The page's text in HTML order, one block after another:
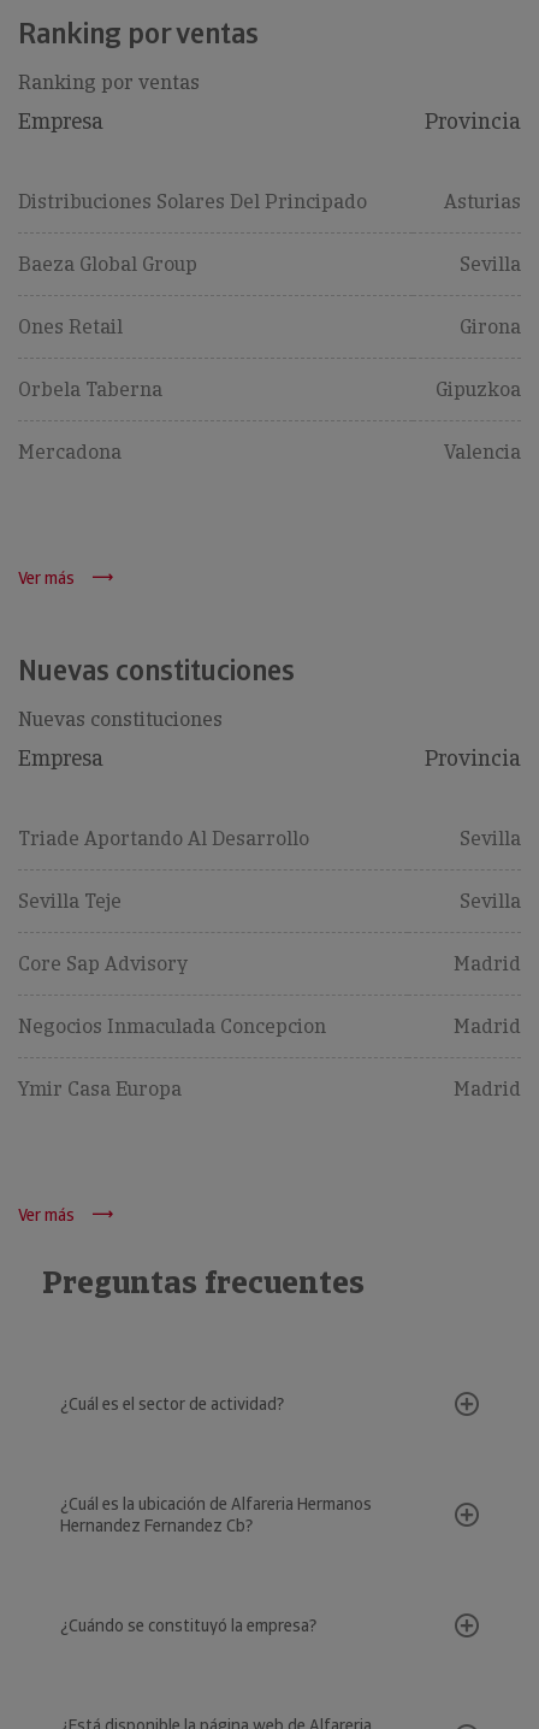
Ranking por ventas
Ranking por ventas
Empresa Provincia
Distribuciones Solares Del Principado Asturias
Baeza Global Group Sevilla
Ones Retail Girona
Orbela Taberna Gipuzkoa
Mercadona Valencia
Ver más
Nuevas constituciones
Nuevas constituciones
Empresa Provincia
Triade Aportando Al Desarrollo Sevilla
Sevilla Teje Sevilla
Core Sap Advisory Madrid
Negocios Inmaculada Concepcion Madrid
Ymir Casa Europa Madrid
Ver más
Preguntas frecuentes
¿Cuál es el sector de actividad?
¿Cuál es la ubicación de Alfareria Hermanos
Hernandez Fernandez Cb?
¿Cuándo se constituyó la empresa?